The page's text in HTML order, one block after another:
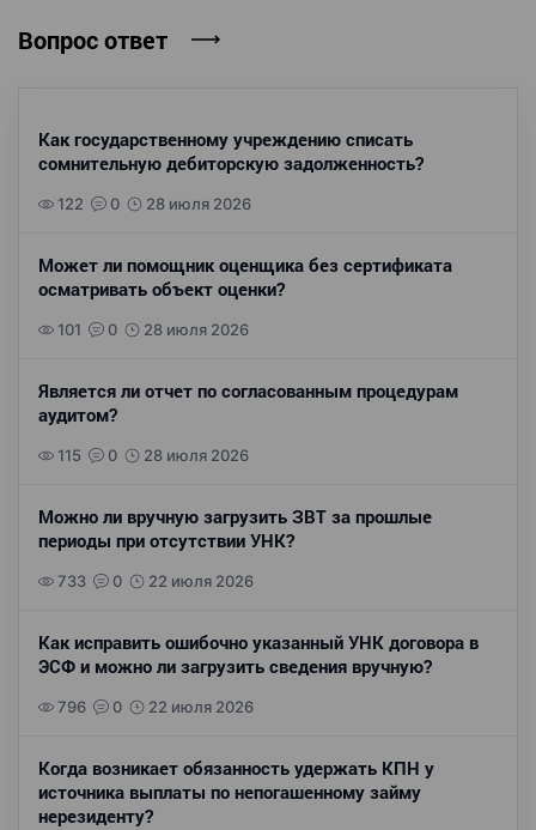
Вопрос ответ
Как государственному учреждению списать
сомнительную дебиторскую задолженность?
122 0 28 июля 2026
Может ли помощник оценщика без сертификата
осматривать объект оценки?
101 0 28 июля 2026
Является ли отчет по согласованным процедурам
аудитом?
115 0 28 июля 2026
Можно ли вручную загрузить ЗВТ за прошлые
периоды при отсутствии УНК?
733 0 22 июля 2026
Как исправить ошибочно указанный УНК договора в
ЭСФ и можно ли загрузить сведения вручную?
796 0 22 июля 2026
Когда возникает обязанность удержать КПН у
источника выплаты по непогашенному займу
нерезиденту?